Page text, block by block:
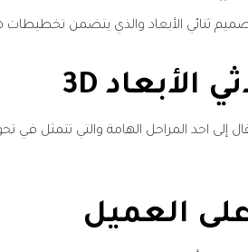
ثنائي الأبعاد والذي يتضمن تخطيطات